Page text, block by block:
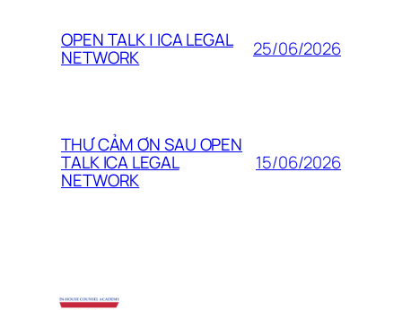
OPEN TALK | ICA LEGAL
NETWORK 25/06/2026
THƯ CẢM ƠN SAU OPEN
TALK ICA LEGAL
NETWORK
15/06/2026